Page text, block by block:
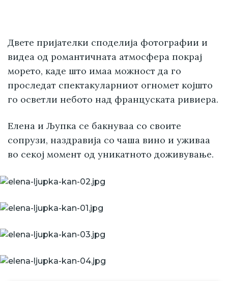
Двете пријателки споделија фотографии и
видеа од романтичната атмосфера покрај
морето, каде што имаа можност да го
проследат спектакуларниот огномет којшто
го осветли небото над француската ривиера.
Елена и Љупка се бакнуваа со своите
сопрузи, наздравија со чаша вино и уживаа
во секој момент од уникатното доживување.